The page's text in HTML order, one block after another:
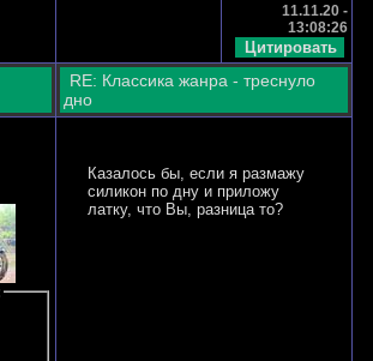
11.11.20 -
13:08:26
RE: Классика жанра - треснуло
дно
Казалось бы, если я размажу
силикон по дну и приложу
латку, что Вы, разница то?